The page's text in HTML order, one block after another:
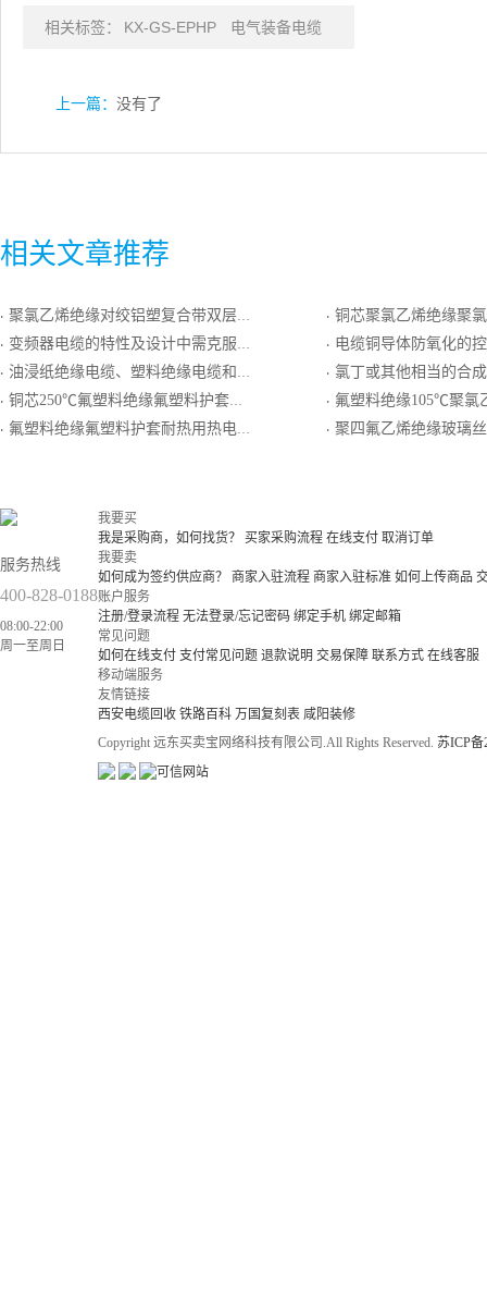
相关标签： KX-GS-EPHP 电气装备电缆
上一篇： 没有了
相关文章推荐
· 聚氯乙烯绝缘对绞铝塑复合带双层分屏蔽和单层总屏蔽聚氯乙烯护套一般用普通级K分度热电偶用本安型补偿电缆
· 变频器电缆的特性及设计中需克服的问题
· 油浸纸绝缘电缆、塑料绝缘电缆和交联聚乙烯电缆的试验方法
· 铜芯250℃氟塑料绝缘氟塑料护套软导体控制电缆
· 氟塑料绝缘氟塑料护套耐热用热电偶N分度号补偿导线
· 铜芯聚氯乙烯绝缘聚氯乙烯护套铜带屏
· 电缆铜导体防氧化的
· 氯丁或其他相当的合成弹性体
· 氟塑料绝缘105℃聚氯乙烯护套镀锡铜丝编织总屏耐热用精密级
· 聚四氟乙烯绝缘玻璃丝编织耐热用普通S
服务热线
400-828-0188
08:00-22:00
周一至周日
我要买
我是采购商，如何找货？
买家采购流程 在线支付 取消订单
我要卖
如何成为签约供应商？
商家入驻流程 商家入驻标准 如何上传商品
账户服务
注册/登录流程 无法登录/忘记密码 绑定手机 绑定邮箱
常见问题
如何在线支付 支付常见问题 退款说明 交易保障 联系方式 在线客服
移动端服务
友情链接
西安电缆回收 铁路百科 万国复刻表 咸阳装修
Copyright 远东买卖宝网络科技有限公司.All Rights Reserved. 苏ICP备